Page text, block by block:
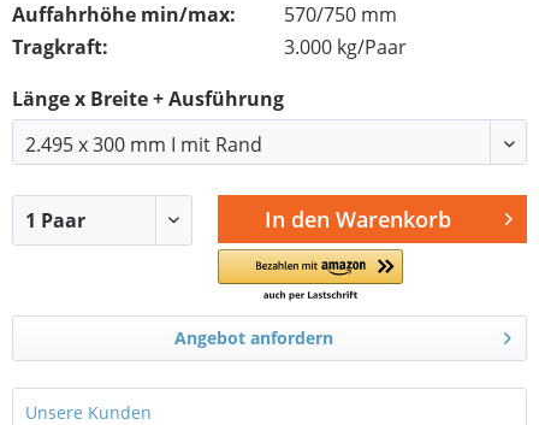
Auffahrhöhe min/max:
570/750 mm
Tragkraft:
3.000 kg/Paar
Länge x Breite + Ausführung
In den Warenkorb
Angebot anfordern
Unsere Kunden